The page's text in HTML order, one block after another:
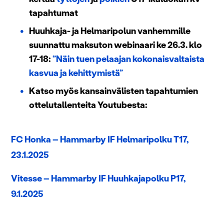
tapahtumat
Huuhkaja- ja Helmaripolun vanhemmille
suunnattu maksuton webinaari ke 26.3. klo
17-18:”Näin tuen pelaajan kokonaisvaltaista
kasvua ja kehittymistä”
Katso myös kansainvälisten tapahtumien
ottelutallenteita Youtubesta:
FC Honka – Hammarby IF Helmaripolku T17,
23.1.2025
Vitesse – Hammarby IF Huuhkajapolku P17,
9.1.2025